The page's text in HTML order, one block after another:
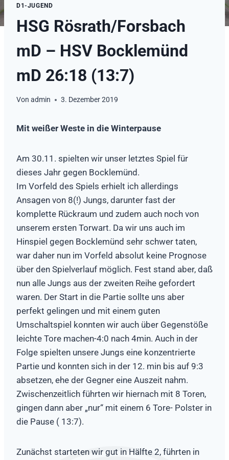
D1-JUGEND
HSG Rösrath/Forsbach
mD – HSV Bocklemünd
mD 26:18 (13:7)
Von admin 3. Dezember 2019
Mit weißer Weste in die Winterpause
Am 30.11. spielten wir unser letztes Spiel für
dieses Jahr gegen Bocklemünd.
Im Vorfeld des Spiels erhielt ich allerdings
Ansagen von 8(!) Jungs, darunter fast der
komplette Rückraum und zudem auch noch von
unserem ersten Torwart. Da wir uns auch im
Hinspiel gegen Bocklemünd sehr schwer taten,
war daher nun im Vorfeld absolut keine Prognose
über den Spielverlauf möglich. Fest stand aber, daß
nun alle Jungs aus der zweiten Reihe gefordert
waren. Der Start in die Partie sollte uns aber
perfekt gelingen und mit einem guten
Umschaltspiel konnten wir auch über Gegenstöße
leichte Tore machen-4:0 nach 4min. Auch in der
Folge spielten unsere Jungs eine konzentrierte
Partie und konnten sich in der 12. min bis auf 9:3
absetzen, ehe der Gegner eine Auszeit nahm.
Zwischenzeitlich führten wir hiernach mit 8 Toren,
gingen dann aber „nur“ mit einem 6 Tore- Polster in
die Pause ( 13:7).
Zunächst starteten wir gut in Hälfte 2, führten in